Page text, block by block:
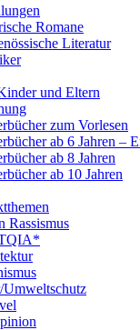
Romane
Literatur
und Eltern
zum Vorlesen
ab 6 Jahren –
ab 8 Jahren
ab 10 Jahren
Rassismus
Umweltschutz